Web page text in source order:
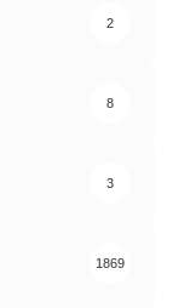
2
8
3
1869